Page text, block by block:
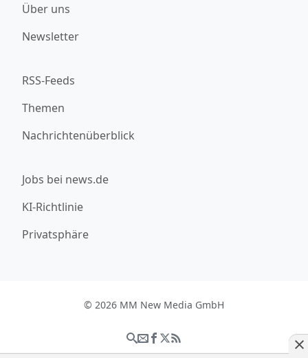
Über uns
Newsletter
RSS-Feeds
Themen
Nachrichtenüberblick
Jobs bei news.de
KI-Richtlinie
Privatsphäre
© 2026 MM New Media GmbH